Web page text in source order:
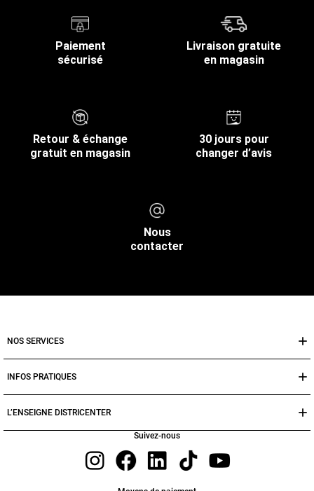
Paiement
sécurisé
Livraison gratuite
en magasin
Retour & échange
gratuit en magasin
30 jours pour
changer d’avis
Nous
contacter
NOS SERVICES
INFOS PRATIQUES
L’ENSEIGNE DISTRICENTER
Suivez-nous